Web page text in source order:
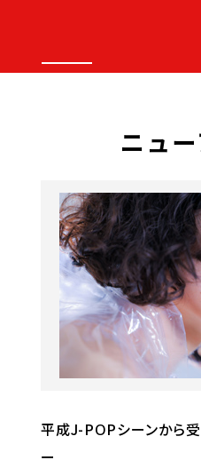
ニュ
平成J-POPシーンから
ー